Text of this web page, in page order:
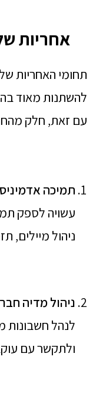
אחריות
תחומי האחריות של
להשתנות מאוד
עם זאת, חלק
תמיכה
עשויה לספק
ניהול מיילים,
ניהול מדיה
לנהל חשבונות
ולתקשר עם